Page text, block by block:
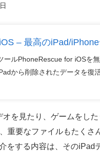
– 最高のiPad/
ールPhoneRescue for iOSを
から削除されたデータを復
を見たり、ゲームをし
重要なファイルもたく
をする内容は、そのiPad